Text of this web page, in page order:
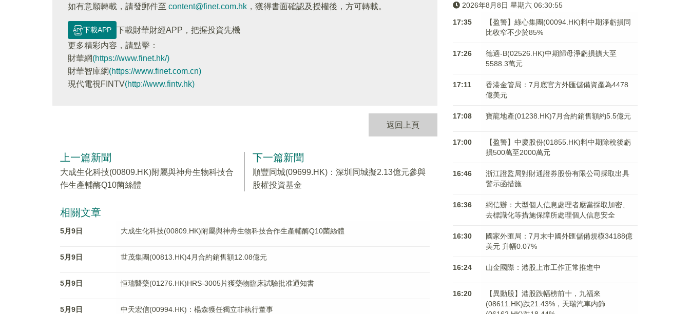
如有意願轉載，請發郵件至 content@finet.com.hk ，獲得書面確認及授權後，方可轉載。
下載APP
下載財華財經APP，把握投資先機
更多精彩内容，請點擊：
財華網(https://www.finet.hk/)
財華智庫網(https://www.finet.com.cn)
現代電視FINTV(http://www.fintv.hk)
返回上頁
上一篇新聞
大成生化科技(00809.HK)附屬與神舟生物科技合
作生產輔酶Q10菌絲體
下一篇新聞
順豐同城(09699.HK)：深圳同城擬2.13億元參與
股權投資基金
相關文章
5月9日 大成生化科技(00809.HK)附屬與神舟生物科技合作生產輔酶Q10菌絲體
5月9日 世茂集團(00813.HK)4月合約銷售額12.08億元
5月9日 恒瑞醫藥(01276.HK)HRS-3005片獲藥物臨床試驗批准通知書
5月9日 中天宏信(00994.HK)：楊森獲任獨立非執行董事
2026年8月8日 星期六 06:30:56
17:35
【盈警】綠心集團(00094.HK)料中期淨虧損同
比收窄不少於85%
17:26
德適-B(02526.HK)中期歸母淨虧損擴大至
5588.3萬元
17:11
香港金管局：7月底官方外匯儲備資產為4478
億美元
17:08 寶龍地產(01238.HK)7月合約銷售額約5.5億元
17:00
【盈警】中慶股份(01855.HK)料中期除稅後虧
損500萬至2000萬元
16:46
浙江證監局對財通證券股份有限公司採取出具
警示函措施
16:36
網信辦：大型個人信息處理者應當採取加密、
去標識化等措施保障所處理個人信息安全
16:30
國家外匯局：7月末中國外匯儲備規模34188億
美元 升幅0.07%
16:24 山金國際：港股上市工作正常推進中
16:20
【異動股】港股跌幅榜前十，九福來
(08611.HK)跌21.43%，天瑞汽車内飾